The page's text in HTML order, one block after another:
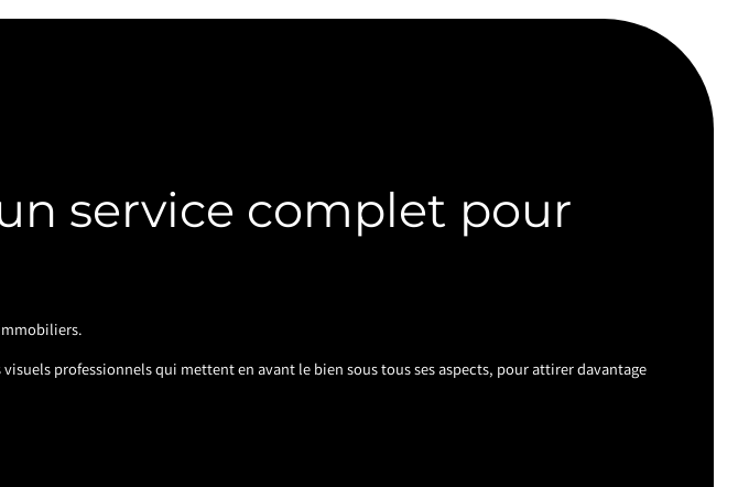
service complet pour
professionnels qui mettent en avant le bien sous tous ses aspects, pour attirer davantage